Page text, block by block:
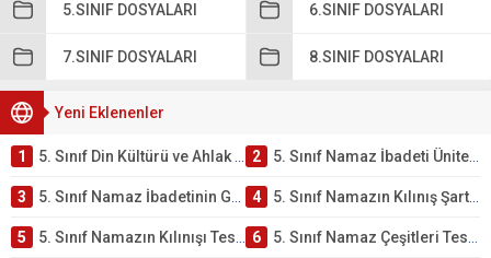
5.SINIF DOSYALARI 6.SINIF DOSYALARI
7.SINIF DOSYALARI 8.SINIF DOSYALARI
Yeni Eklenenler
1 5. Sınıf Din Kültürü ve Ahlak Bilgisi 2. Ünite: Namaz İbadeti Çalışmaları 2 5. Sınıf Namaz İbadeti Ünite Testi – Online Çöz
3 5. Sınıf Namaz İbadetinin Getirdiği Faydalar Testi 4 5. Sınıf Namazın Kılınış Şartları Testi
5 5. Sınıf Namazın Kılınışı Testi – Online Çöz 6 5. Sınıf Namaz Çeşitleri Testi – Online Çöz